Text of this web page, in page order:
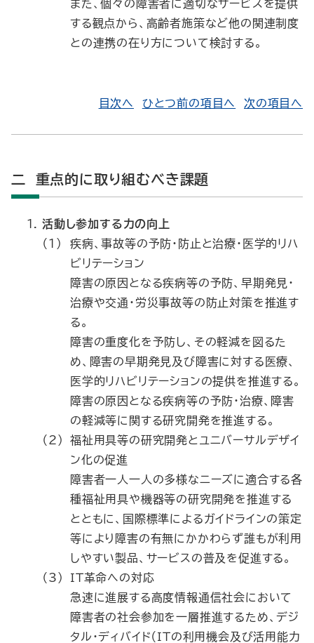
また、個々の障害者に適切なサービスを提供
する観点から、高齢者施策など他の関連制度
との連携の在り方について検討する。
目次へ ひとつ前の項目へ 次の項目へ
二 重点的に取り組むべき課題
活動し参加する力の向上
（1）
疾病、事故等の予防・防止と治療・医学的リハ
ビリテーション
障害の原因となる疾病等の予防、早期発見・
治療や交通・労災事故等の防止対策を推進す
る。
障害の重度化を予防し、その軽減を図るた
め、障害の早期発見及び障害に対する医療、
医学的リハビリテーションの提供を推進する。
障害の原因となる疾病等の予防・治療、障害
の軽減等に関する研究開発を推進する。
（2）
福祉用具等の研究開発とユニバーサルデザイ
ン化の促進
障害者一人一人の多様なニーズに適合する各
種福祉用具や機器等の研究開発を推進する
とともに、国際標準によるガイドラインの策定
等により障害の有無にかかわらず誰もが利用
しやすい製品、サービスの普及を促進する。
（3）
ＩＴ革命への対応
急速に進展する高度情報通信社会において
障害者の社会参加を一層推進するため、デジ
タル・ディバイド（ＩＴの利用機会及び活用能力